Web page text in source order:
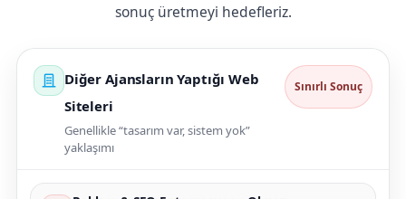
sonuç üretmeyi hedefleriz.
Diğer Ajansların Yaptığı Web
Siteleri
Genellikle “tasarım var, sistem yok”
yaklaşımı
Sınırlı Sonuç